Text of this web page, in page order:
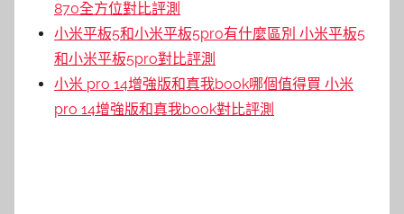
870全方位對比評測
小米平板5和小米平板5pro有什麼區別 小米平板5
和小米平板5pro對比評測
小米 pro 14增強版和真我book哪個值得買 小米
pro 14增強版和真我book對比評測